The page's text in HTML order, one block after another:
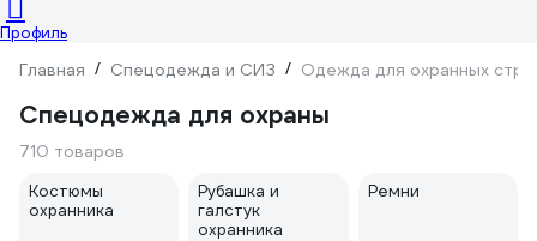
Профиль
Главная / Спецодежда и СИЗ / Одежда для охранных
Спецодежда для охраны
710 товаров
Костюмы
охранника
Рубашка и
галстук
охранника
Ремни